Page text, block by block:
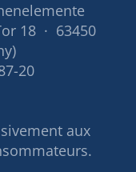
18 · 63450
20
aux